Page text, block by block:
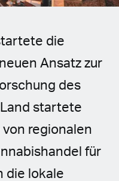
die
Ansatz zur
des
startete
regionalen
für
die lokale